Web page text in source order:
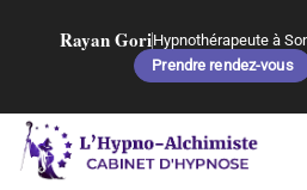
Rayan GoriHypnothérapeute à
Prendre rendez-vous